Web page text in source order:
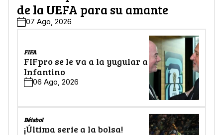
de la UEFA para su amante
07 Ago, 2026
FIFA
FIFpro se le va a la yugular a
Infantino
06 Ago, 2026
Béisbol
¡Última serie a la bolsa!